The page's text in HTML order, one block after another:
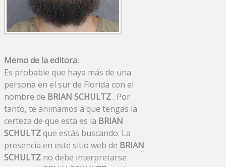
Memo de la editora:
Es probable que haya más de una
persona en el sur de Florida con el
nombre de BRIAN SCHULTZ . Por
tanto, te animamos a que tengas la
certeza de que esta es la BRIAN
SCHULTZque estás buscando. La
presencia en este sitio web de BRIAN
SCHULTZ no debe interpretarse